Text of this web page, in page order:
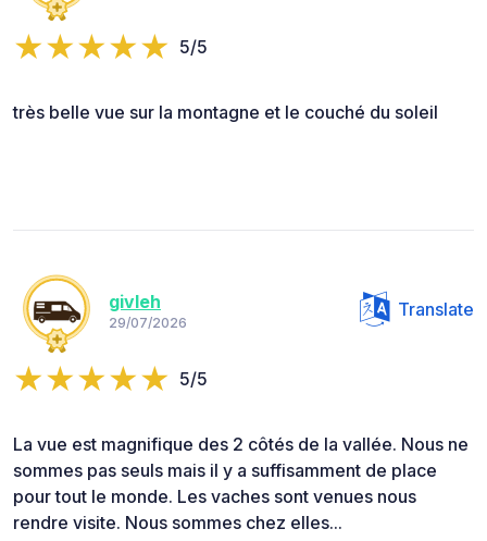
5/5
très belle vue sur la montagne et le couché du soleil
givleh
29/07/2026
Translate
5/5
La vue est magnifique des 2 côtés de la vallée. Nous ne
sommes pas seuls mais il y a suffisamment de place
pour tout le monde. Les vaches sont venues nous
rendre visite. Nous sommes chez elles...